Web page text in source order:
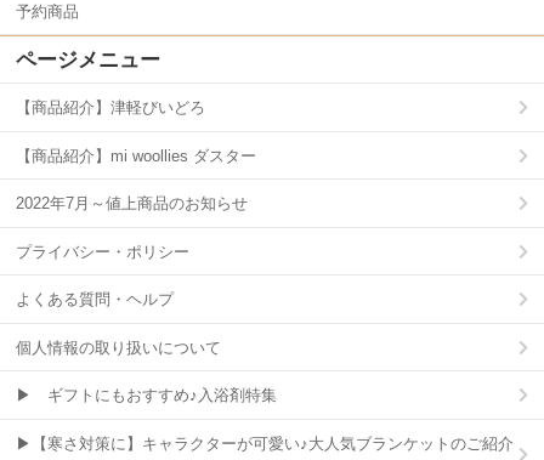
予約商品
ページメニュー
【商品紹介】津軽びいどろ
【商品紹介】mi woollies ダスター
2022年7月～値上商品のお知らせ
プライバシー・ポリシー
よくある質問・ヘルプ
個人情報の取り扱いについて
▶ ギフトにもおすすめ♪入浴剤特集
▶【寒さ対策に】キャラクターが可愛い♪大人気ブランケットのご紹介